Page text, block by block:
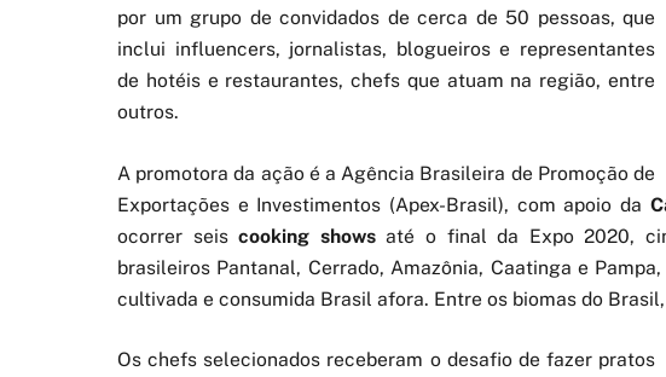
por um grupo de convidados de cerca de 50 pessoas, que
inclui influencers, jornalistas, blogueiros e representantes
de hotéis e restaurantes, chefs que atuam na região, entre
outros.
A promotora da ação é a Agência Brasileira de Promoção de
Exportações e Investimentos (Apex-Brasil), com apoio da
ocorrer seiscooking showsaté o final da Expo 2020,
brasileiros Pantanal, Cerrado, Amazônia, Caatinga e
cultivada e consumida Brasil afora. Entre os biomas do
Os chefs selecionados receberam o desafio de fazer pratos